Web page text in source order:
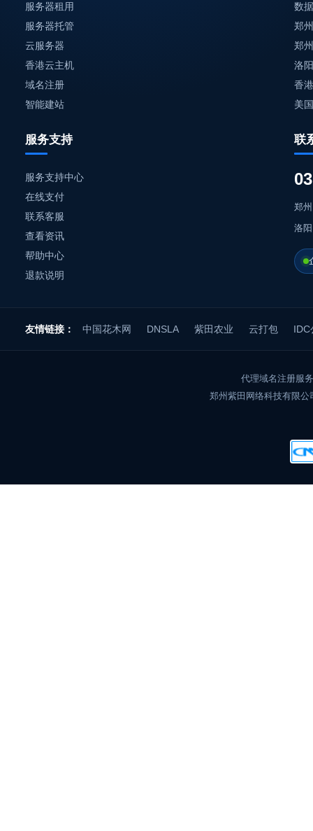
服务器租用
服务器托管
云服务器
香港云主机
域名注册
智能建站
数
郑
郑
洛
香
美
服务支持
服务支持中心
在线支付
联系客服
查看资讯
帮助中心
退款说明
联
郑
洛
友情链接： 中国花木网 DNSLA 紫田农业 云打包 IDC
代理域名注册服
郑州紫田网络科技有限